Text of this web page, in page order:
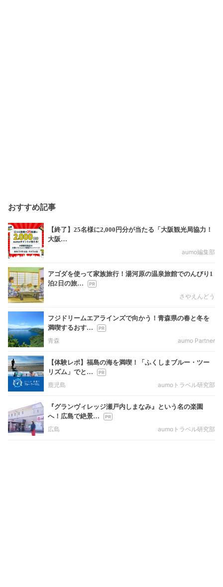
おすすめ記事
【終了】25名様に2,000円分が当たる「大阪観光局協力！
大阪…
aumo編集部
アゴダを使って家族旅行！湯河原の温泉旅館でのんびり1
泊2日の旅…
さやえんどう
フジドリームエアラインズで向かう！青森県の春と冬を
満喫するおす…
青森
aumo Partner
【体験レポ】福島の海を満喫！「ふくしまブルー・ツー
リズム」でと…
鹿児島
aumoトラベル研究部
『グランヴィレッジ瀬戸内しまなみ』という名の楽園
へ！広島で絶景…
広島
aumoトラベル研究部